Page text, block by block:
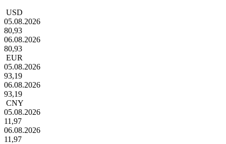
USD
05.08.2026
80,93
06.08.2026
80,93
EUR
05.08.2026
93,19
06.08.2026
93,19
CNY
05.08.2026
11,97
06.08.2026
11,97